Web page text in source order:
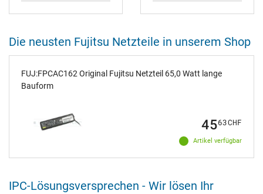
Die neusten Fujitsu Netzteile in unserem Shop
FUJ:FPCAC162 Original Fujitsu Netzteil 65,0 Watt lange
Bauform
Artikel verfügbar
4563CHF
IPC-Lösungsversprechen - Wir lösen Ihr